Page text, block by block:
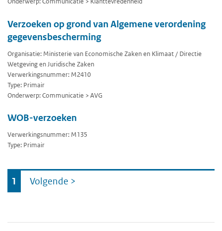
Verzoeken op grond van Algemene verordening
gegevensbescherming
Organisatie: Ministerie van Economische Zaken en Klimaat / Directie
Wetgeving en Juridische Zaken
Verwerkingsnummer: M2410
Type: Primair
Onderwerp: Communicatie > AVG
WOB-verzoeken
Verwerkingsnummer: M135
Type: Primair
naar
1 Volgende >